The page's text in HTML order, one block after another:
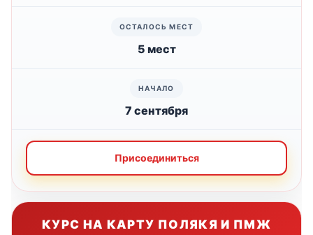
5 мест
7 сентября
Присоединиться
КУРС НА КАРТУ ПОЛЯКЯ И ПМЖ